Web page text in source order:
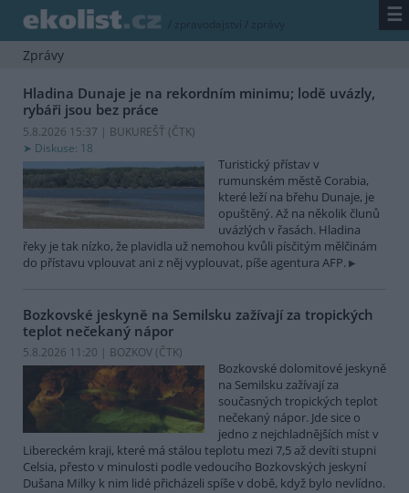
/ zpravodajství / zprávy ☰
Zprávy
Hladina Dunaje je na rekordním minimu; lodě uvázly,
rybáři jsou bez práce
5.8.2026 15:37 | BUKUREŠŤ (ČTK)
Diskuse: 18
Turistický přístav v
rumunském městě Corabia,
které leží na břehu Dunaje, je
opuštěný. Až na několik člunů
uvázlých v řasách. Hladina
řeky je tak nízko, že plavidla už nemohou kvůli písčitým mělčinám
do přístavu vplouvat ani z něj vyplouvat, píše agentura AFP.
Bozkovské jeskyně na Semilsku zažívají za tropických
teplot nečekaný nápor
5.8.2026 11:20 | BOZKOV (ČTK)
Bozkovské dolomitové jeskyně
na Semilsku zažívají za
současných tropických teplot
nečekaný nápor. Jde sice o
jedno z nejchladnějších míst v
Libereckém kraji, které má stálou teplotu mezi 7,5 až devíti stupni
Celsia, přesto v minulosti podle vedoucího Bozkovských jeskyní
Dušana Milky k nim lidé přicházeli spíše v době, když bylo nevlídno.